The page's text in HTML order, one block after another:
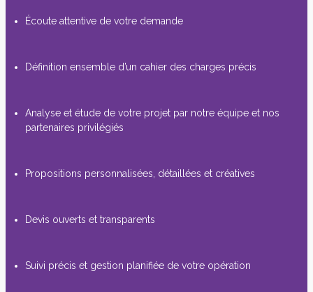
Écoute attentive de votre demande
Définition ensemble d’un cahier des charges précis
Analyse et étude de votre projet par notre équipe et nos
partenaires privilégiés
Propositions personnalisées, détaillées et créatives
Devis ouverts et transparents
Suivi précis et gestion planifiée de votre opération